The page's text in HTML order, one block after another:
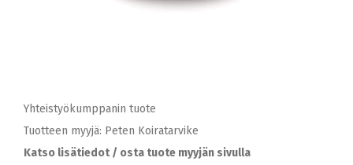
Yhteistyökumppanin tuote
Tuotteen myyjä: Peten Koiratarvike
Katso lisätiedot / osta tuote myyjän sivulla